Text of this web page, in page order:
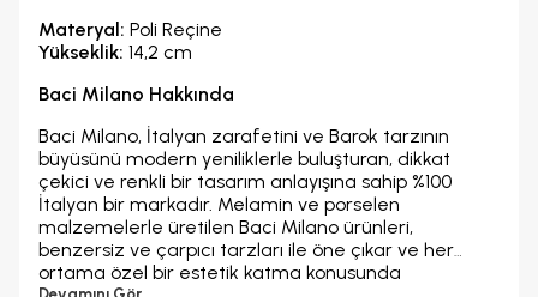
Materyal: Poli Reçine
Yükseklik: 14,2 cm
Baci Milano Hakkında
Baci Milano, İtalyan zarafetini ve Barok tarzının
büyüsünü modern yeniliklerle buluşturan, dikkat
çekici ve renkli bir tasarım anlayışına sahip %100
İtalyan bir markadır. Melamin ve porselen
malzemelerle üretilen Baci Milano ürünleri,
benzersiz ve çarpıcı tarzları ile öne çıkar ve her
ortama özel bir estetik katma konusunda